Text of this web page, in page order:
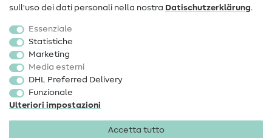
Accessori cucito
Sale
sull'uso dei dati personali nella nostra Dati­schutz­erklärung.
Essenziale
Statistiche
Marketing
Media esterni
DHL Preferred Delivery
Funzionale
Ulteriori impostazioni
Accetta tutto